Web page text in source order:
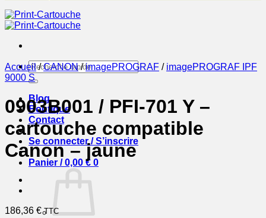
Recherche
pour :
Blog
Boutique
Contact
Se connecter / S’inscrire
Panier /0,00 € 0
Accueil / CANON / imagePROGRAF / imagePROGRAF IPF
9000 S
0903B001 / PFI-701 Y –
cartouche compatible
Canon – jaune
186,36 € TTC